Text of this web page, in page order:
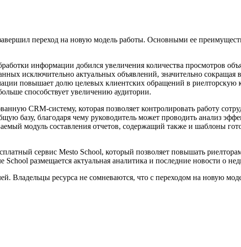
переход на новую модель работы. Основными ее
информации добился увеличения количества просмотров
исключительно актуальных объявлений, значительно сокращая
повышает долю целевых клиентских обращений в
способствует увеличению аудитории.
CRM-систему, которая позволяет контролировать работу
базу, благодаря чему руководитель может проводить анализ
модуль составления отчетов, содержащий также и шаблоны
сервис Mesto School, который позволяет повышать
School размещается актуальная аналитика и последние новости о
Владельцы ресурса не сомневаются, что с переходом на новую